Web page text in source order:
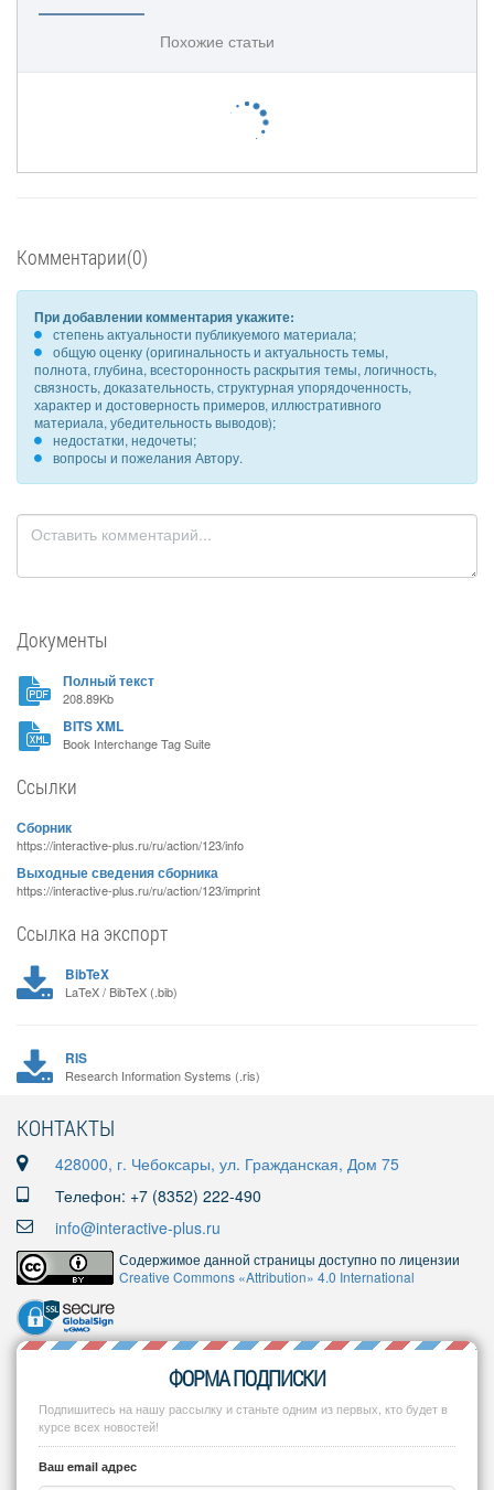
Похожие статьи
Комментарии(0)
При добавлении комментария укажите:
степень актуальности публикуемого материала;
общую оценку (оригинальность и актуальность темы,
полнота, глубина, всесторонность раскрытия темы, логичность,
связность, доказательность, структурная упорядоченность,
характер и достоверность примеров, иллюстративного
материала, убедительность выводов);
недостатки, недочеты;
вопросы и пожелания Автору.
Документы
Полный текст
208.89Kb
BITS XML
Book Interchange Tag Suite
Ссылки
Сборник
https://interactive-plus.ru/ru/action/123/info
Выходные сведения сборника
https://interactive-plus.ru/ru/action/123/imprint
Ссылка на экспорт
BibTeX
LaTeX / BibTeX (.bib)
RIS
Research Information Systems (.ris)
КОНТАКТЫ
428000, г. Чебоксары, ул. Гражданская, Дом 75
Телефон: +7 (8352) 222-490
info@interactive-plus.ru
Содержимое данной страницы доступно по лицензии
Creative Commons «Attribution» 4.0 International
ФОРМА ПОДПИСКИ
Подпишитесь на нашу рассылку и станьте одним из первых, кто будет в
курсе всех новостей!
Ваш email адрес